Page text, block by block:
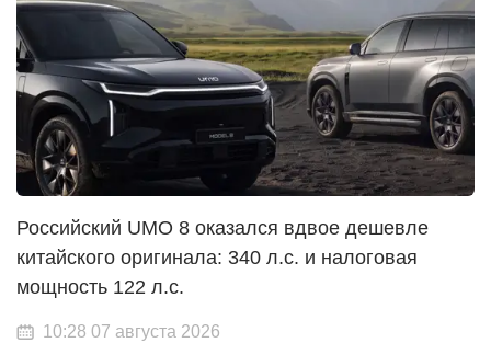
Российский UMO 8 оказался вдвое дешевле
китайского оригинала: 340 л.с. и налоговая
мощность 122 л.с.
10:28 07 августа 2026